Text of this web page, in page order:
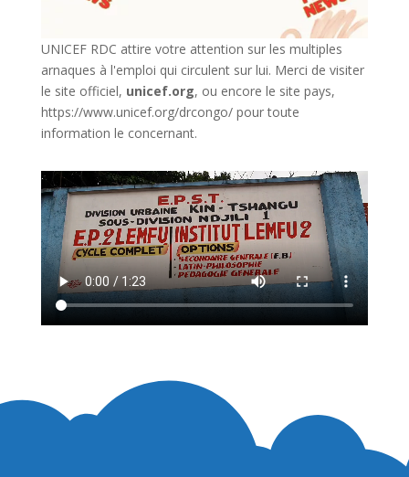
UNICEF RDC attire votre attention sur les multiples
arnaques à l'emploi qui circulent sur lui. Merci de visiter
le site officiel, unicef.org, ou encore le site pays,
https://www.unicef.org/drcongo/pour toute
information le concernant.